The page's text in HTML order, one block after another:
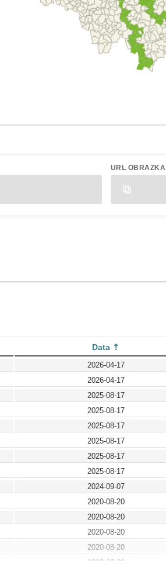
URL OBRAZKA
Data
2026-04-17
2026-04-17
2025-08-17
2025-08-17
2025-08-17
2025-08-17
2025-08-17
2025-08-17
2024-09-07
2020-08-20
2020-08-20
2020-08-20
2020-08-20